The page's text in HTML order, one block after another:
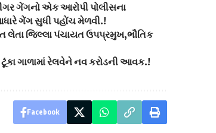
ગેંગનો એક આરોપી પોલીસના
ગેંગ સુધી પહોંચ મેળવી.!
લેતા જિલ્લા પંચાયત ઉપપ્રમુખ,ભૌતિક
ગાળામાં રેલવેને નવ કરોડની આવક.!
Facebook